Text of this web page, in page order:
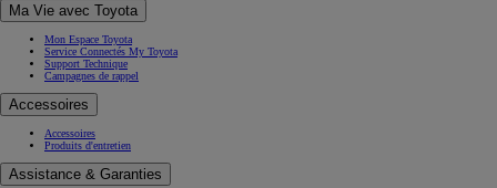
Ma Vie avec Toyota
Mon Espace Toyota
Service Connectés My Toyota
Support Technique
Campagnes de rappel
Accessoires
Accessoires
Produits d'entretien
Assistance & Garanties